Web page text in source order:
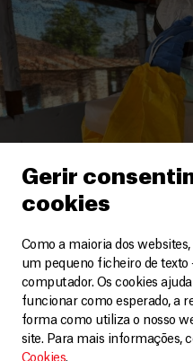
Gerir
cookies
Como a maioria dos
um pequeno ficheiro de texto
computador. Os cookies
funcionar como esperado, a
forma como utiliza o nosso
site. Para mais informações,
Cookies.
República Democrática do
A resposta MSF ao
Vídeos 11 Junho, 2026